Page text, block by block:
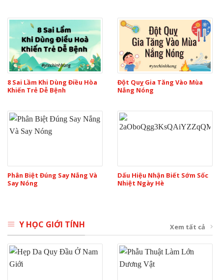
8 Sai Lầm Khi Dùng Điều Hòa
Khiến Trẻ Dễ Bệnh
Đột Quỵ Gia Tăng Vào Mùa
Nắng Nóng
Phân Biệt Đúng Say Nắng Và
Say Nóng
Dấu Hiệu Nhận Biết Sớm Sốc
Nhiệt Ngày Hè
Y HỌC GIỚI TÍNH Xem tất cả